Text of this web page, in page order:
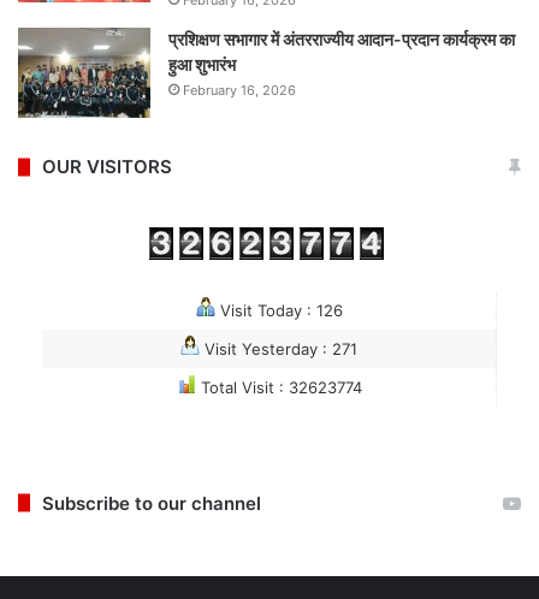
प्रशिक्षण सभागार में अंतरराज्यीय आदान-प्रदान कार्यक्रम का
हुआ शुभारंभ
February 16, 2026
OUR VISITORS
Visit Today : 126
Visit Yesterday : 271
Total Visit : 32623774
Subscribe to our channel